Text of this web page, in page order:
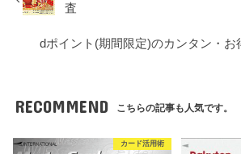
査
dポイント(期間限定)のカンタン・お
RECOMMEND こちらの記事も人気です。
カード活用術